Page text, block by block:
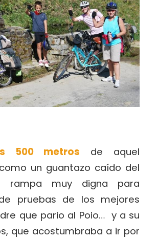
500 metros de aquel
un guantazo caído del
rampa muy digna para
pruebas de los mejores
que pario al Poio… y a su
que acostumbraba a ir por